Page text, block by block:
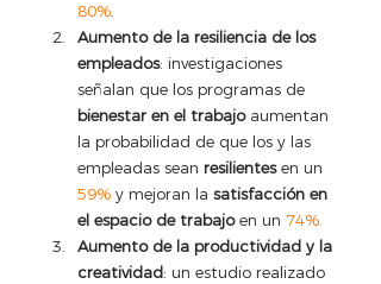
80%
Aumento de la resiliencia de los
empleados: investigaciones
señalan que los programas de
bienestar en el trabajo aumentan
la probabilidad de que los y las
empleadas sean resilientes en un
59% y mejoran la satisfacción en
el espacio de trabajo en un 74%.
Aumento de la productividad y la
creatividad: un estudio realizado